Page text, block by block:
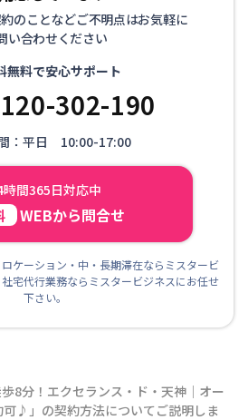
のことなどご不明点はお気軽に
い合わせください
無料で安心サポート
302-190
：平日 10:00-17:00
時間365日対応中
WEBから問合せ
ケーション・中・長期滞在ならミスタービ
宅代行業務ならミスタービジネスにお任せ
下さい。
8分！エクセランス・ド・天神｜オー
可♪ 」の契約方法についてご説明しま